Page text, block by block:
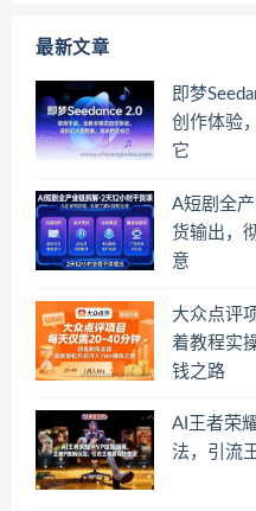
最新文章
即梦
创作体验
它
A短剧全
货输出，
意
大众点评
着教程实
钱之路
AI王者荣
法，引流